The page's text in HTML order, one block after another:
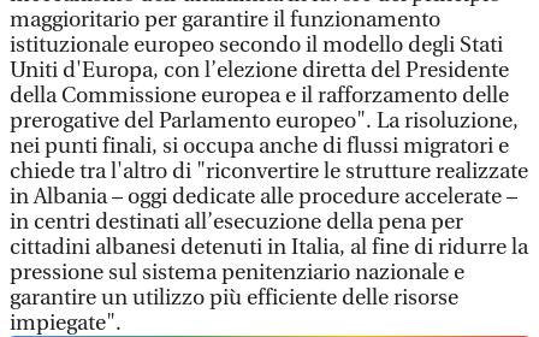
maggioritario per garantire il funzionamento
istituzionale europeo secondo il modello degli Stati
Uniti d'Europa, con l’elezione diretta del Presidente
della Commissione europea e il rafforzamento delle
prerogative del Parlamento europeo". La risoluzione,
nei punti finali, si occupa anche di flussi migratori e
chiede tra l'altro di "riconvertire le strutture realizzate
in Albania – oggi dedicate alle procedure accelerate –
in centri destinati all’esecuzione della pena per
cittadini albanesi detenuti in Italia, al fine di ridurre la
pressione sul sistema penitenziario nazionale e
garantire un utilizzo più efficiente delle risorse
impiegate".